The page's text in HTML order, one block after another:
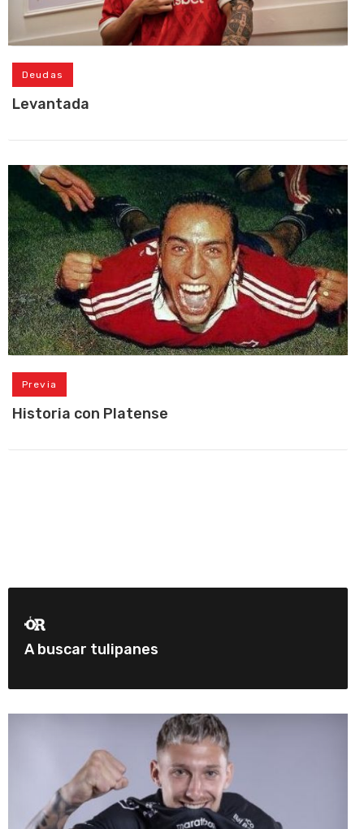
Deudas
Levantada
Previa
Historia con Platense
A buscar tulipanes